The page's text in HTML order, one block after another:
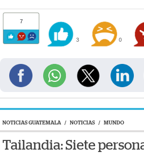
7
3 0
NOTICIAS GUATEMALA / NOTICIAS / MUNDO
Tailandia: Siete